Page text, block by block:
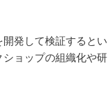
発して検証するとい
ョップの組織化や研